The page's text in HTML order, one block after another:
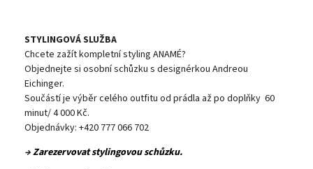
STYLINGOVÁ SLUŽBA
Chcete zažít kompletní styling ANAMÉ?
Objednejte si osobní schůzku s designérkou Andreou
Eichinger.
Součástí je výběr celého outfitu od prádla až po doplňky 60
minut/ 4 000 Kč.
Objednávky: +420 777 066 702
→Zarezervovat stylingovou schůzku.